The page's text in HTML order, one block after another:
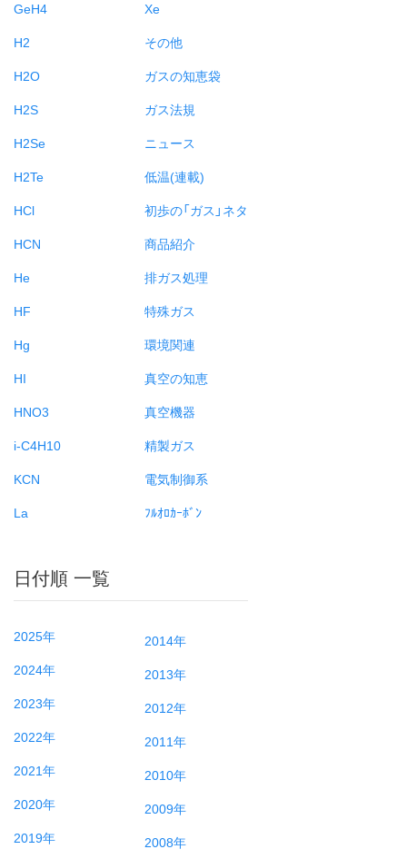
GeH4
H2
H2O
H2S
H2Se
H2Te
HCl
HCN
He
HF
Hg
HI
HNO3
i-C4H10
KCN
La
Xe
その他
ガスの知恵袋
ガス法規
ニュース
低温(連載)
初歩の「ガス」ネタ
商品紹介
排ガス処理
特殊ガス
環境関連
真空の知恵
真空機器
精製ガス
電気制御系
ﾌﾙｵﾛｶｰﾎﾞﾝ
日付順 一覧
2025年
2024年
2023年
2022年
2021年
2020年
2019年
2014年
2013年
2012年
2011年
2010年
2009年
2008年